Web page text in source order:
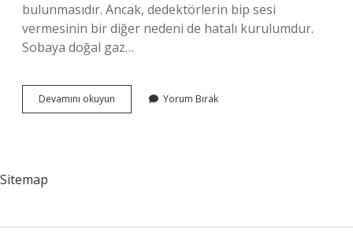
bulunmasıdır. Ancak, dedektörlerin bip sesi
vermesinin bir diğer nedeni de hatalı kurulumdur.
Sobaya doğal gaz…
Devamını okuyun
Sistemi
Yorum Bırak
Sitemap